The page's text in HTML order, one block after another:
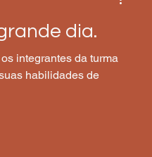
dia.
integrantes da turma
habilidades de